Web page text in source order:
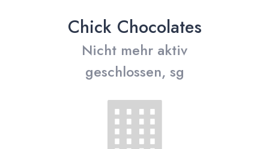
Chick Chocolates
Nicht mehr aktiv
geschlossen, sg